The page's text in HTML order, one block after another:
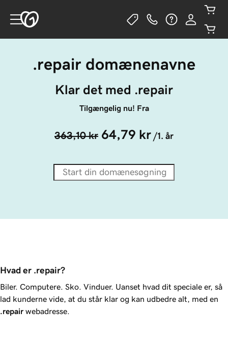
.repair domænenavne
Klar det med .repair
Tilgængelig nu! Fra
363,10 kr 64,79 kr /1. år
Hvad er .repair?
Biler. Computere. Sko. Vinduer. Uanset hvad dit speciale er, så
lad kunderne vide, at du står klar og kan udbedre alt, med en
.repair webadresse.